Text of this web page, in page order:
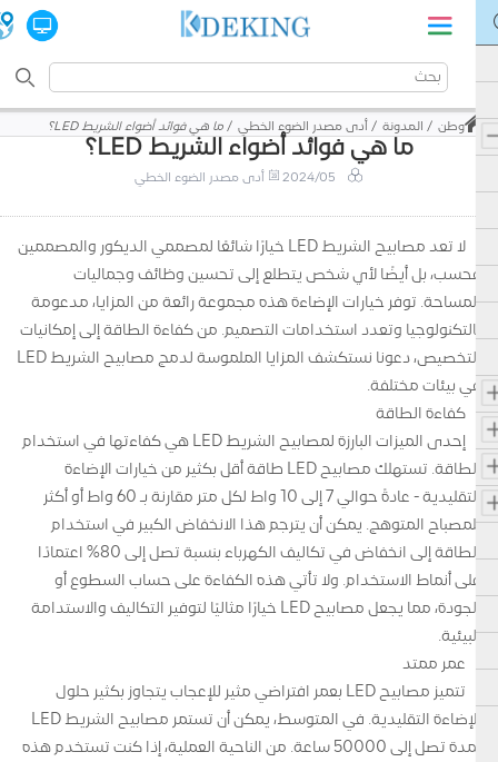
وطن المدونة أدى مصدر الضوء الخطي ما هي فوائد أضواء الشريط LED؟
ما هي فوائد أضواء الشريط LED؟
2024/05 أدى مصدر الضوء الخطي
لا تعد مصابيح الشريط LED خيارًا شائعًا لمصممي الديكور والمصممين
فحسب، بل أيضًا لأي شخص يتطلع إلى تحسين وظائف وجماليات
المساحة. توفر خيارات الإضاءة هذه مجموعة رائعة من المزايا، مدعومة
بالتكنولوجيا وتعدد استخدامات التصميم. من كفاءة الطاقة إلى إمكانيات
التخصيص، دعونا نستكشف المزايا الملموسة لدمج مصابيح الشريط LED
في بيئات مختلفة.
كفاءة الطاقة
إحدى الميزات البارزة لمصابيح الشريط LED هي كفاءتها في استخدام
الطاقة. تستهلك مصابيح LED طاقة أقل بكثير من خيارات الإضاءة
التقليدية - عادةً حوالي 7 إلى 10 واط لكل متر مقارنة بـ 60 واط أو أكثر
للمصباح المتوهج. يمكن أن يترجم هذا الانخفاض الكبير في استخدام
الطاقة إلى انخفاض في تكاليف الكهرباء بنسبة تصل إلى 80% اعتمادًا
على أنماط الاستخدام. ولا تأتي هذه الكفاءة على حساب السطوع أو
الجودة، مما يجعل مصابيح LED خيارًا مثاليًا لتوفير التكاليف والاستدامة
البيئية.
عمر ممتد
تتميز مصابيح LED بعمر افتراضي مثير للإعجاب يتجاوز بكثير حلول
الإضاءة التقليدية. في المتوسط، يمكن أن تستمر مصابيح الشريط LED
لمدة تصل إلى 50000 ساعة. من الناحية العملية، إذا كنت تستخدم هذه